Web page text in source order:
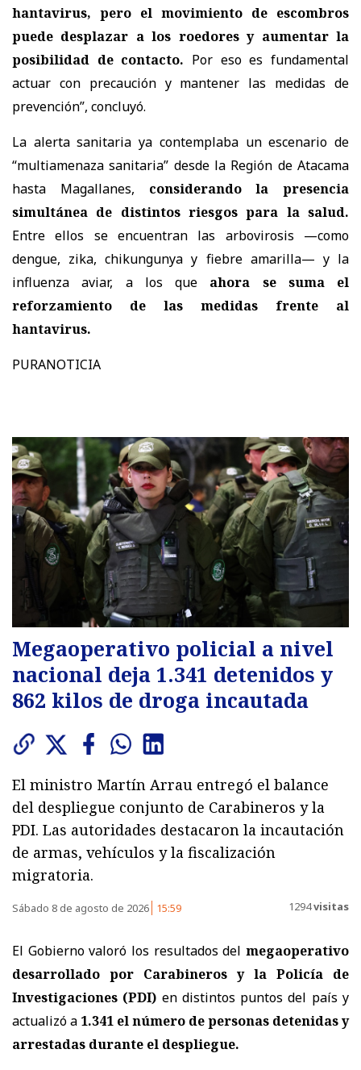
hantavirus, pero el movimiento de escombros
puede desplazar a los roedores y aumentar la
posibilidad de contacto. Por eso es fundamental
actuar con precaución y mantener las medidas de
prevención”, concluyó.
La alerta sanitaria ya contemplaba un escenario de
“multiamenaza sanitaria” desde la Región de Atacama
hasta Magallanes, considerando la presencia
simultánea de distintos riesgos para la salud.
Entre ellos se encuentran las arbovirosis —como
dengue, zika, chikungunya y fiebre amarilla— y la
influenza aviar, a los que ahora se suma el
reforzamiento de las medidas frente al
hantavirus.
PURANOTICIA
Megaoperativo policial a nivel
nacional deja 1.341 detenidos y
862 kilos de droga incautada
El ministro Martín Arrau entregó el balance
del despliegue conjunto de Carabineros y la
PDI. Las autoridades destacaron la incautación
de armas, vehículos y la fiscalización
migratoria.
Sábado 8 de agosto de 2026 15:59 1294visitas
El Gobierno valoró los resultados del megaoperativo
desarrollado por Carabineros y la Policía de
Investigaciones (PDI) en distintos puntos del país y
actualizó a 1.341 el número de personas detenidas y
arrestadas durante el despliegue.